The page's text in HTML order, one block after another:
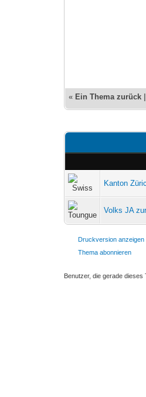
« Ein Thema zurück
Kanton
Volks JA
Druckversion anzeigen
Thema abonnieren
Benutzer, die gerade